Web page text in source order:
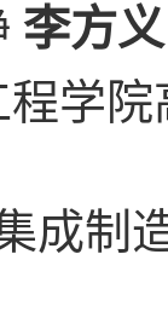
李方义
学
成制